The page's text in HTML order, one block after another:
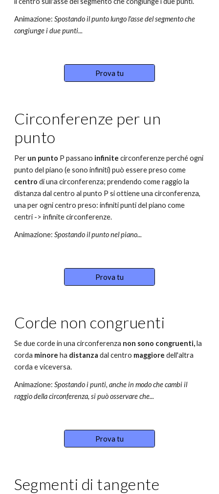
Animazione: Spostando il punto lungo l'asse del segmento che
congiunge i due punti...
Prova tu
Circonferenze per un
punto
Per un punto P passano infinite circonferenze perché ogni
centro di una circonferenza; prendendo come raggio la
distanza dal centro al punto P si ottiene una circonferenza,
una per ogni centro preso: infiniti punti del piano come
centri -> infinite circonferenze.
Animazione: Spostando il punto nel piano...
Prova tu
Corde non congruenti
Se due corde in una circonferenza non sono congruenti, la
corda minore ha distanza dal centro maggiore dell'altra
corda e viceversa.
Animazione: Spostando i punti, anche in modo che cambi il
raggio della circonferenza, si può osservare che...
Prova tu
Segmenti di tangente